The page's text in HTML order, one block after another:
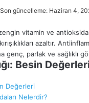
Son güncelleme: Haziran 4,
vitamin ve
azaltır.
genç, parlak ve sağlıklı
Besin
Değerleri
Nelerdir?